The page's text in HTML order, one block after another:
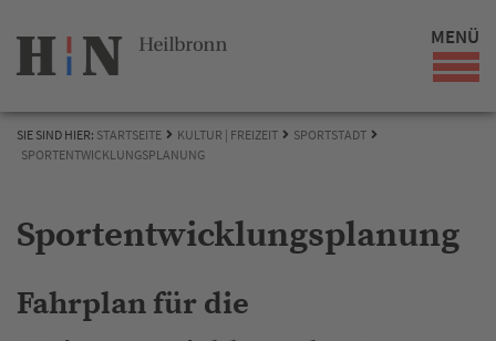
MENÜ
SIE SIND HIER: STARTSEITE KULTUR | FREIZEIT
SPORTSTADT
SPORTENTWICKLUNGSPLANUNG
Sportentwicklungsplanung
Fahrplan für die